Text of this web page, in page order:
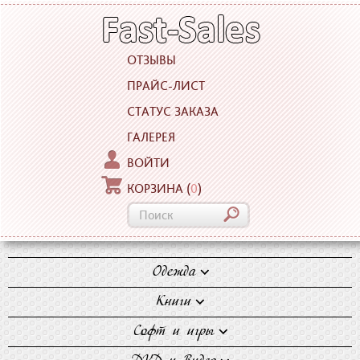
ОТЗЫВЫ
ПРАЙС-ЛИСТ
СТАТУС ЗАКАЗА
ГАЛЕРЕЯ
ВОЙТИ
КОРЗИНА(0)
Одежда
Блузки
Джинсы
Майки
Книги
Художественная
литература
Софт и игры